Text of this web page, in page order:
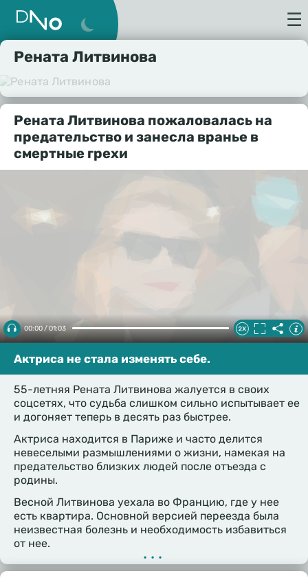
☰
Рената Литвинова
Рената Литвинова пожаловалась на
предательство и занесла вранье в
смертные грехи
00:00 / 01:03
Актриса не стала изменять себе.
55-летняя Рената Литвинова жалуется в своих
соцсетях, что судьба слишком сильно испытывает ее
и догоняет теперь в десять раз быстрее.
Актриса находится в Париже и часто делится
невеселыми размышлениями о жизни, намекая на
предательство близких людей после отъезда с
родины.
Весной Литвинова уехала во Францию, где у нее
есть квартира. Основной версией переезда была
неизвестная болезнь и необходимость избавиться
от нее.
•••